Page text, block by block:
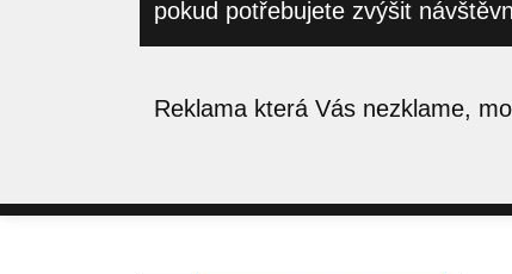
pokud potřebujete zvýšit
Reklama která Vás nezklame,